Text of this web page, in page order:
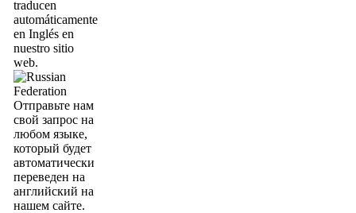
traducen
automáticamente
en Inglés en
nuestro sitio
web.
Отправьте нам
свой запрос на
любом языке,
который будет
автоматически
переведен на
английский на
нашем сайте.